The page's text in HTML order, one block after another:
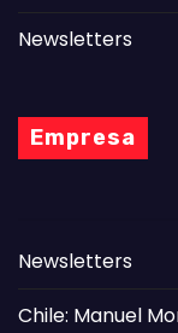
Newsletters
Empresa
Newsletters
Chile: Manuel